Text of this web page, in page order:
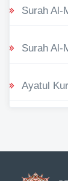
Surah Al-
Surah Al-
Ayatul